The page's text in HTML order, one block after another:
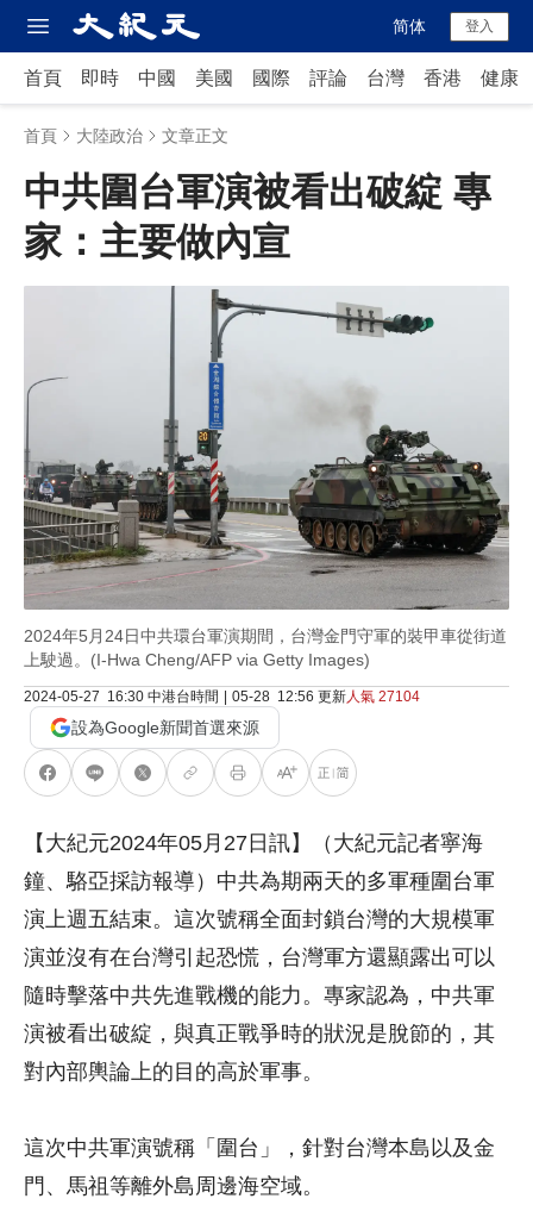
Open sidebar 简体 登入
首頁 即時 中國 美國 國際 評論 台灣 香港 健康
首頁 大陸政治 文章正文
中共圍台軍演被看出破綻 專
家：主要做內宣
2024年5月24日中共環台軍演期間，台灣金門守軍的裝甲車從街道
上駛過。(I-Hwa Cheng/AFP via Getty Images)
2024-05-27 16:30 中港台時間 05-28 12:56 更新人氣 27104
設為Google新聞首選來源
【大紀元2024年05月27日訊】（大紀元記者寧海
鐘、駱亞採訪報導）中共為期兩天的多軍種圍台軍
演上週五結束。這次號稱全面封鎖台灣的大規模軍
演並沒有在台灣引起恐慌，台灣軍方還顯露出可以
隨時擊落中共先進戰機的能力。專家認為，中共軍
演被看出破綻，與真正戰爭時的狀況是脫節的，其
對內部輿論上的目的高於軍事。
這次中共軍演號稱「圍台」，針對台灣本島以及金
門、馬祖等離外島周邊海空域。